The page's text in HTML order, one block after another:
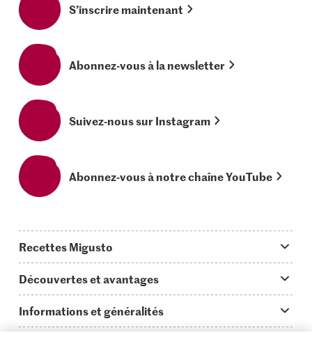
S’inscrire maintenant
Abonnez-vous à la newsletter
Suivez-nous sur Instagram
Abonnez-vous à notre chaîne YouTube
Recettes Migusto
Idées de menus
Plats principaux
Découvertes et avantages
On en parle...
Informations et généralités
Questions concernant Migusto